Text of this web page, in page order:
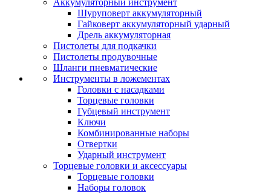
Аккумуляторный инструмент
Шуруповерт аккумуляторный
Гайковерт аккумуляторный ударный
Дрель аккумуляторная
Пистолеты для подкачки
Пистолеты продувочные
Шланги пневматические
Инструменты в ложементах
Головки с насадками
Торцевые головки
Губцевый инструмент
Ключи
Комбинированные наборы
Отвертки
Ударный инструмент
Торцевые головки и аксессуары
Торцевые головки
Наборы головок